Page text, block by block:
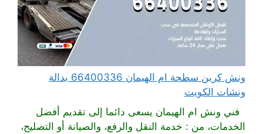
ونش كرين سطحة ام الهيمان 66400336 بدالة
ونشات الكويت
فني ونش ام الهيمان يسعى دائما إلى تقديم أفضل
الخدمات، من : خدمة النقل والرفع، والصيانة أو التصليح،